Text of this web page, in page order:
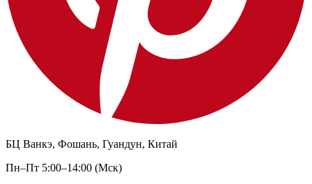
БЦ Ванкэ, Фошань, Гуандун, Китай
Пн–Пт 5:00–14:00 (Мск)